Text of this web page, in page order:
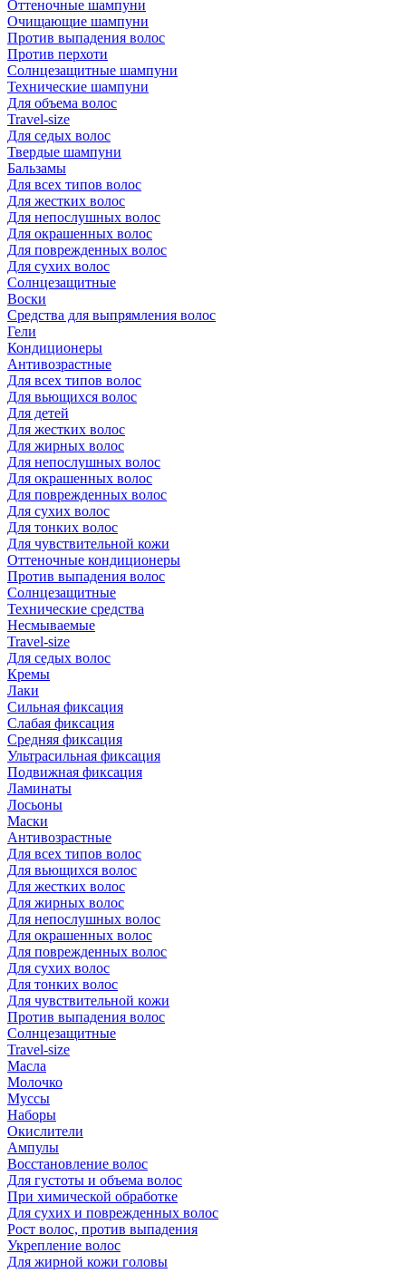
Оттеночные шампуни
Очищающие шампуни
Против выпадения волос
Против перхоти
Солнцезащитные шампуни
Технические шампуни
Для объема волос
Travel-size
Для седых волос
Твердые шампуни
Бальзамы
Для всех типов волос
Для жестких волос
Для непослушных волос
Для окрашенных волос
Для поврежденных волос
Для сухих волос
Солнцезащитные
Воски
Средства для выпрямления волос
Гели
Кондиционеры
Антивозрастные
Для всех типов волос
Для вьющихся волос
Для детей
Для жестких волос
Для жирных волос
Для непослушных волос
Для окрашенных волос
Для поврежденных волос
Для сухих волос
Для тонких волос
Для чувствительной кожи
Оттеночные кондиционеры
Против выпадения волос
Солнцезащитные
Технические средства
Несмываемые
Travel-size
Для седых волос
Кремы
Лаки
Сильная фиксация
Слабая фиксация
Средняя фиксация
Ультрасильная фиксация
Подвижная фиксация
Ламинаты
Лосьоны
Маски
Антивозрастные
Для всех типов волос
Для вьющихся волос
Для жестких волос
Для жирных волос
Для непослушных волос
Для окрашенных волос
Для поврежденных волос
Для сухих волос
Для тонких волос
Для чувствительной кожи
Против выпадения волос
Солнцезащитные
Travel-size
Масла
Молочко
Муссы
Наборы
Окислители
Ампулы
Восстановление волос
Для густоты и объема волос
При химической обработке
Для сухих и поврежденных волос
Рост волос, против выпадения
Укрепление волос
Для жирной кожи головы